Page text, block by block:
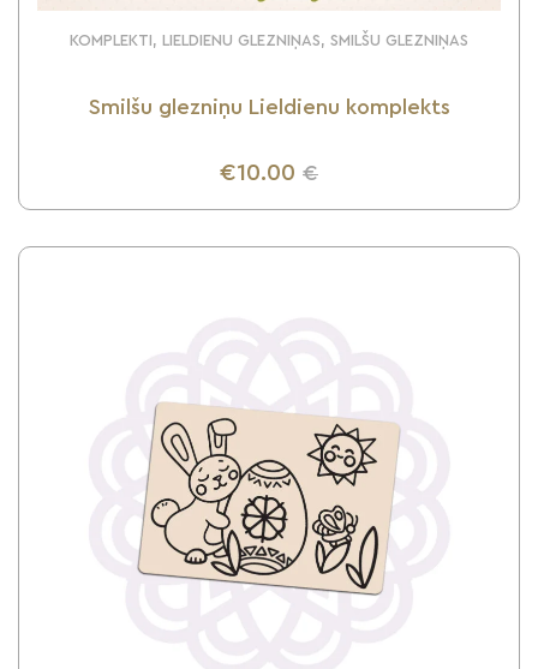
KOMPLEKTI, LIELDIENU GLEZNIŅAS, SMILŠU GLEZNIŅAS
Smilšu glezniņu Lieldienu komplekts
€10.00 €
UZZINI VAIRĀK